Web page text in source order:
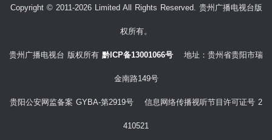
Copyright © 2011-2026 Limited All Rights Reserved. 贵州广播电视台版
权所有。
贵州广播电视台 版权所有 黔ICP备13001066号 地址：贵州省贵阳市瑞
金南路149号
贵阳公安网监备案 GYBA-第2919号 信息网络传播视听节目许可证号 2
410521